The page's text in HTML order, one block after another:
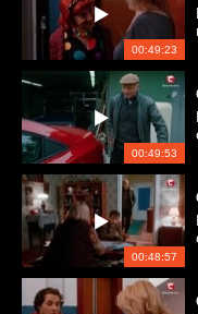
00:49:23
00:49:53
00:48:57